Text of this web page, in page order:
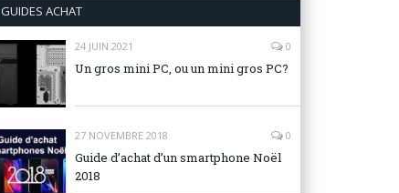
GUIDES ACHAT
24 JUIN 2021 0
Un gros mini PC, ou un mini gros PC?
27 NOVEMBRE 2018 0
Guide d’achat d’un smartphone Noël
2018